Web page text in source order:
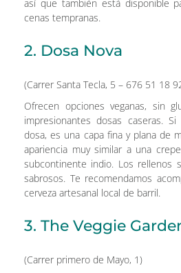
así que también está disponible
cenas tempranas.
2. Dosa Nova
(Carrer Santa Tecla, 5 – 676 51 18
Ofrecen opciones veganas, sin
impresionantes dosas caseras.
dosa, es una capa fina y plana de
apariencia muy similar a una
subcontinente indio. Los rellenos
sabrosos. Te recomendamos
cerveza artesanal local de barril.
3. The Veggie
(Carrer primero de Mayo, 1)